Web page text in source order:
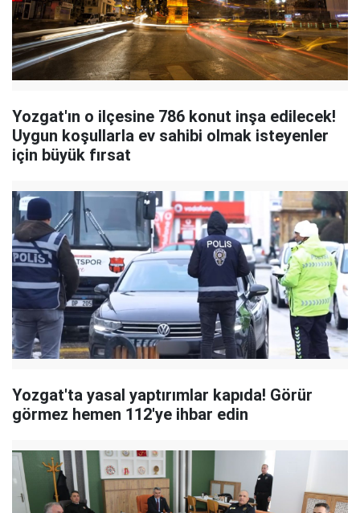
Yozgat'ın o ilçesine 786 konut inşa edilecek!
Uygun koşullarla ev sahibi olmak isteyenler
için büyük fırsat
Yozgat'ta yasal yaptırımlar kapıda! Görür
görmez hemen 112'ye ihbar edin